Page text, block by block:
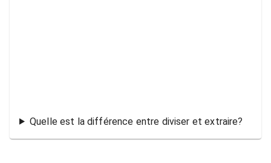
Quelle est la différence entre diviser et extraire?